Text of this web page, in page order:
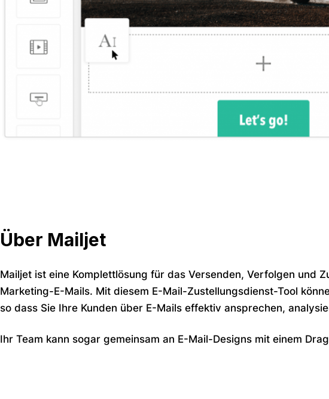
Über Mailjet
Mailjet ist eine Komplettlösung für das Versenden, Verfolgen und
Marketing-E-Mails. Mit diesem E-Mail-Zustellungsdienst-Tool
so dass Sie Ihre Kunden über E-Mails effektiv ansprechen,
Ihr Team kann sogar gemeinsam an E-Mail-Designs mit einem